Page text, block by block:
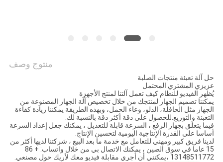
منتوج وصف
حل آلة تعبئة منتجات الصلبة
عزيزي المشتري المحتمل
يُظهر الفيديو للنظام كيف تعمل آلتنا لمنتج الأجهزة
يمكننا تصميم الجهاز لمنتجك من خلال تخصيص آلة الجهاز المصنوعة من
الجهاز مثل الحافلة، الدلو، وعاء الحمل، وبهذه الطريقة يمكننا زيادة كفاءة
التعبئة والتوزيع.للحصول على دقة أكثر دقة بالنسبة لك.
فيما يتعلق بجهاز الرفع ، السرعة قابلة للتعديل ، يمكنك جعل إعداد السرعة
أساسا على القدرة الإنتاجية اليومية لتحسين الإنتاج.
لدينا فريق كبير ومهني للتعامل مع خدمة ما بعد البيع ، شركتنا لديها أكثر من
15 عاما في سوق الصين ، يمكنك الاتصال بي من خلال واتساب: + 86
13148511772 ،يمكنني أن أجري مقابلة فيديو معك لأريك حول مصنعي.